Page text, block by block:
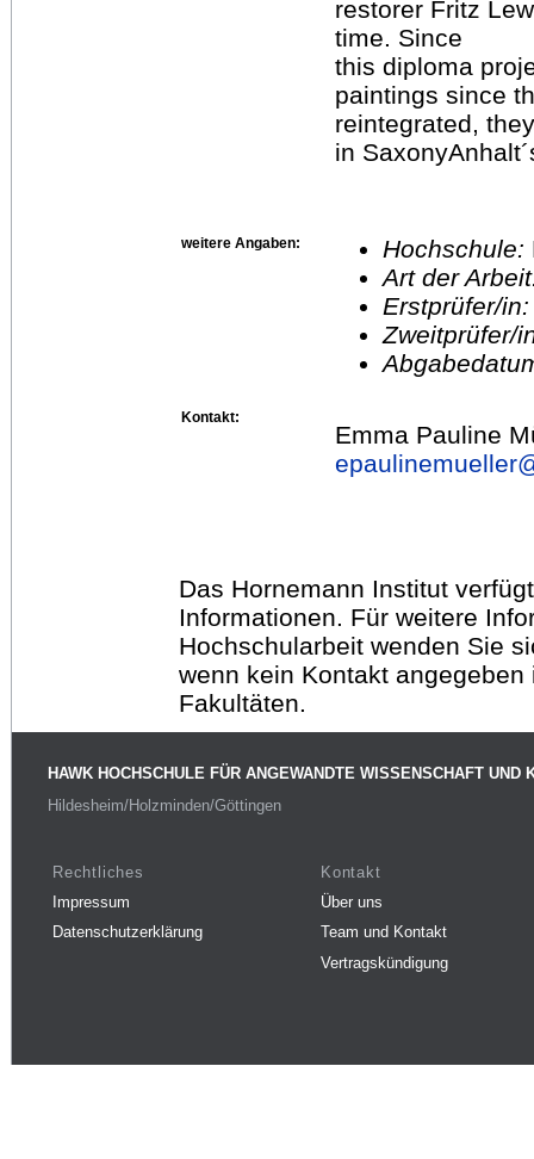
restorer Fritz
time. Since
this diploma
paintings since
reintegrated,
in
weitere Angaben: Hochschule:
Art der
Erstprüfer/
Kontakt:
Emma Pauline
Das Hornemann Institut
Informationen. Für weitere
Hochschularbeit wenden Sie
wenn kein Kontakt
Fakultäten.
HAWK HOCHSCHULE FÜR ANGEWANDTE WISSENSCHAFT UND
Hildesheim/Holzminden/Göttingen
Rechtliches
Impressum
Datenschutzerklärung
Kontakt
Über uns
Team und Kontakt
Vertragskündigung